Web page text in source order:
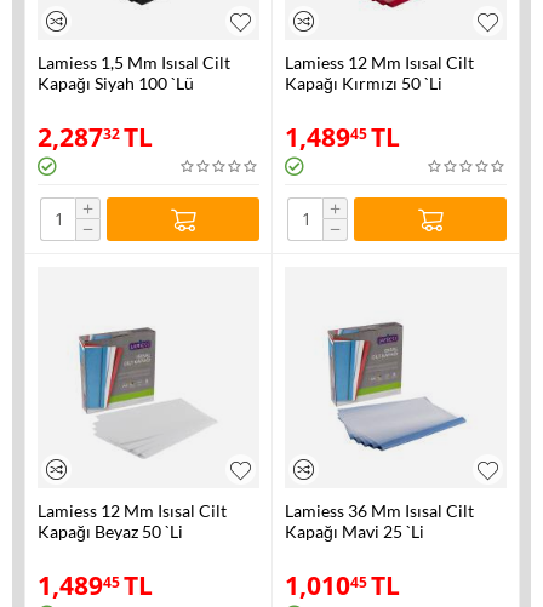
Lamiess 1,5 Mm Isısal Cilt
Kapağı Siyah 100 `Lü
2,28732TL
+
−
Lamiess 12 Mm Isısal Cilt
Kapağı Kırmızı 50 `Li
1,48945TL
+
−
Lamiess 12 Mm Isısal Cilt
Kapağı Beyaz 50 `Li
1,48945TL
Lamiess 36 Mm Isısal Cilt
Kapağı Mavi 25 `Li
1,01045TL